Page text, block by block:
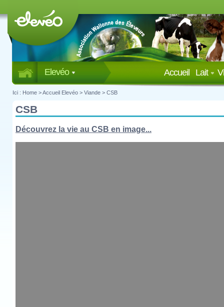
Elevéo Lait
Accueil
Ici : Home >Accueil Elevéo > Viande > CSB
CSB
Découvrez la vie au CSB en image...